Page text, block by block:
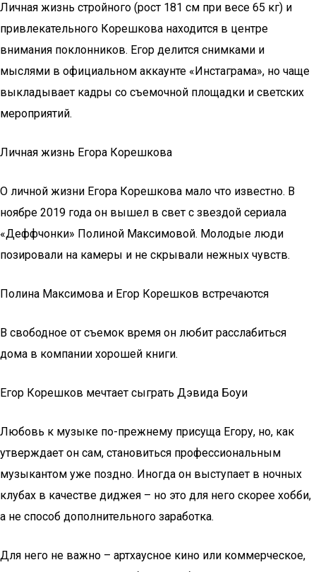
Личная жизнь стройного (рост 181 см при весе 65 кг) и
привлекательного Корешкова находится в центре
внимания поклонников. Егор делится снимками и
мыслями в официальном аккаунте «Инстаграма», но чаще
выкладывает кадры со съемочной площадки и светских
мероприятий.
Личная жизнь Егора Корешкова
О личной жизни Егора Корешкова мало что известно. В
ноябре 2019 года он вышел в свет с звездой сериала
«Деффчонки» Полиной Максимовой. Молодые люди
позировали на камеры и не скрывали нежных чувств.
Полина Максимова и Егор Корешков встречаются
В свободное от съемок время он любит расслабиться
дома в компании хорошей книги.
Егор Корешков мечтает сыграть Дэвида Боуи
Любовь к музыке по-прежнему присуща Егору, но, как
утверждает он сам, становиться профессиональным
музыкантом уже поздно. Иногда он выступает в ночных
клубах в качестве диджея – но это для него скорее хобби,
а не способ дополнительного заработка.
Для него не важно – артхаусное кино или коммерческое,